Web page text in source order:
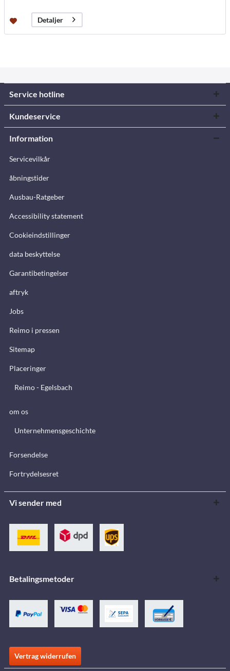
Detaljer
Service hotline
Kundeservice
Information
Servicevilkår
åbningstider
Ausbau-Ratgeber
Accessibility statement
Cookieindstillinger
data beskyttelse
Garantibetingelser
aftryk
Jobs
Reimo i pressen
Sitemap
Placeringer
Reimo - Egelsbach
om os
Unternehmensgeschichte
Forsendelse
Fortrydelsesret
Vi sender med
Betalingsmetoder
Vertrag widerrufen